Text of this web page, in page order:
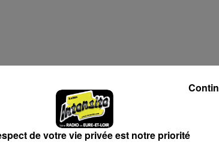
de votre vie privée est notre priorité